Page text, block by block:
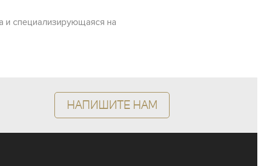
и специализирующаяся на
Напишите нам